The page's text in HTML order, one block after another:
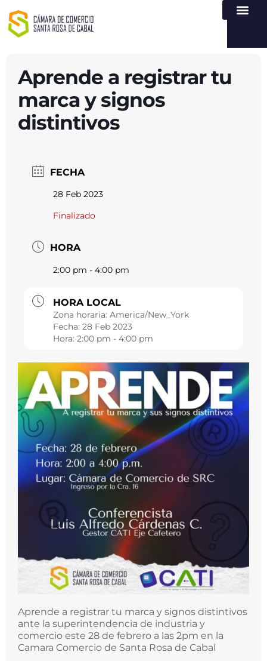
Aprende a registrar tu
marca y signos
distintivos
FECHA
28 Feb 2023
Finalizado
HORA
2:00 pm - 4:00 pm
HORA LOCAL
Zona horaria: America/New_York
Fecha: 28 Feb 2023
Hora: 2:00 pm - 4:00 pm
Aprende a registrar tu marca y signos distintivos
ante la superintendencia de industria y
comercio este 28 de febrero a las 2pm en la
Camara Comercio de Santa Rosa de Cabal